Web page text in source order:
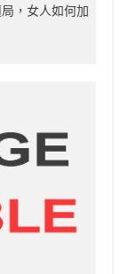
，女人如何加